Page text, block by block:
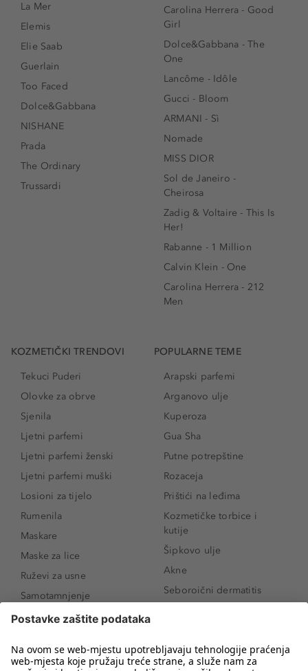
La Mer
Elemis
Elie Saab
Guerlain
Too Faced
Dolce&Gabbana
NISHANE
Prada
The Ordinary
Trussardi
Carolina Herrera - Good
Girl
Dolce&Gabbana - The
One
Lancôme - Idôle
Gucci - Bloom
ARMANI - Sì
Nomade
MISS DIOR
Sol de Janeiro -
Cheirosa
Zadig & Voltaire - This Is
Her!
Rabanne - 1 Million
Calvin Klein - One
Carolina Herrera - 212
Men
KOZMETIČKI TRENDOVI
Tekuci Puderi
Olovke za obrve
Sjenila
Ljetni parfemi
Ljetni parfemi ženski
Ljetni parfemi muški
Losioni za tijelo
Rumenila
Maskare
Maske za lice
Ruževi za usne
Samotamnjenje
Puderi
Proizvodi za obrve
POPULARNE TEME
Arapski parfemi
Arganovo ulje
Kuperoza
Gua Sha
Putne potrepštine
Rozaceja
Prištići na leđima
Kozmetičke torbice i
kutije
Šipkovo ulje
Akne
Seboroični dermatitis
Novo